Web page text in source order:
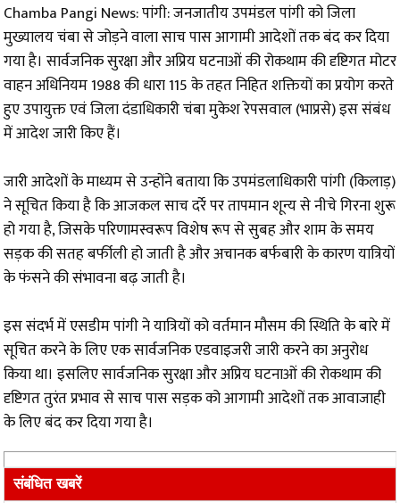
Chamba Pangi News: पांगी: जनजातीय उपमंडल पांगी को जिला
मुख्यालय चंबा से जोड़ने वाला साच पास आगामी आदेशों तक बंद कर दिया
गया है। सार्वजनिक सुरक्षा और अप्रिय घटनाओं की रोकथाम की दृष्टिगत मोटर
वाहन अधिनियम 1988 की धारा 115 के तहत निहित शक्तियों का प्रयोग करते
हुए उपायुक्त एवं जिला दंडाधिकारी चंबा मुकेश रेपसवाल (भाप्रसे) इस संबंध
में आदेश जारी किए हैं।
जारी आदेशों के माध्यम से उन्होंने बताया कि उपमंडलाधिकारी पांगी (किलाड़)
ने सूचित किया है कि आजकल साच दर्रे पर तापमान शून्य से नीचे गिरना शुरू
हो गया है, जिसके परिणामस्वरूप विशेष रूप से सुबह और शाम के समय
सड़क की सतह बर्फीली हो जाती है और अचानक बर्फबारी के कारण यात्रियों
के फंसने की संभावना बढ़ जाती है।
इस संदर्भ में एसडीम पांगी ने यात्रियों को वर्तमान मौसम की स्थिति के बारे में
सूचित करने के लिए एक सार्वजनिक एडवाइजरी जारी करने का अनुरोध
किया था। इसलिए सार्वजनिक सुरक्षा और अप्रिय घटनाओं की रोकथाम की
दृष्टिगत तुरंत प्रभाव से साच पास सड़क को आगामी आदेशों तक आवाजाही
के लिए बंद कर दिया गया है।
संबंधित खबरें